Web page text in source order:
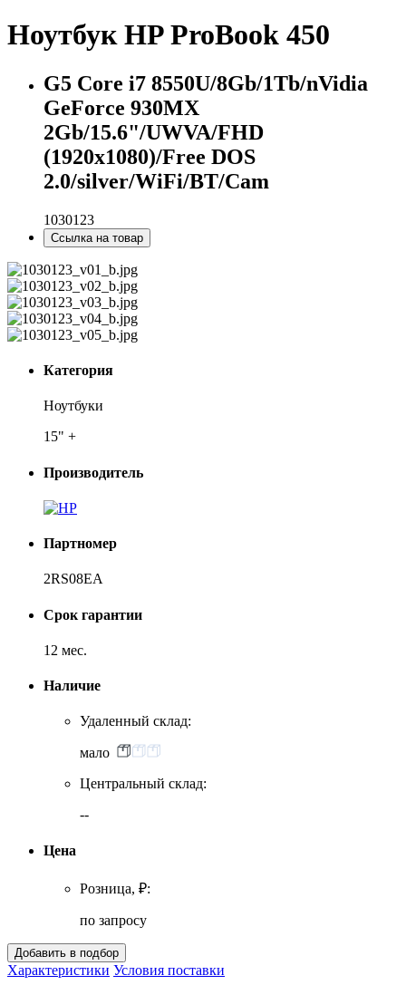
Ноутбук HP ProBook 450
G5 Core i7 8550U/8Gb/1Tb/nVidia
GeForce 930MX
2Gb/15.6"/UWVA/FHD
(1920x1080)/Free DOS
2.0/silver/WiFi/BT/Cam
1030123
Ссылка на товар
Категория
Ноутбуки
15" +
Производитель
Партномер
2RS08EA
Срок гарантии
12 мес.
Наличие
Удаленный склад:
мало
Центральный склад:
--
Цена
Розница, ₽:
по запросу
Характеристики Условия поставки